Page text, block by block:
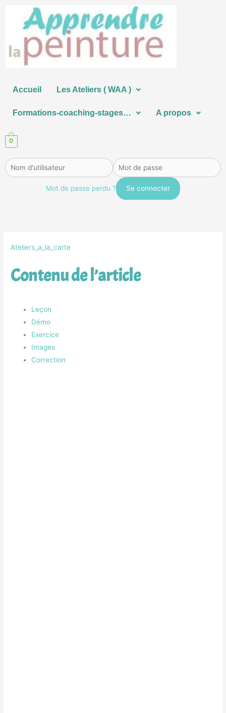
contenu
Accueil Les Ateliers ( WAA )
Formations-coaching-stages… A propos
0
Mot de passe perdu ?
Ateliers_a_la_carte
Contenu de l’article
Leçon
Démo
Exercice
Images
Correction